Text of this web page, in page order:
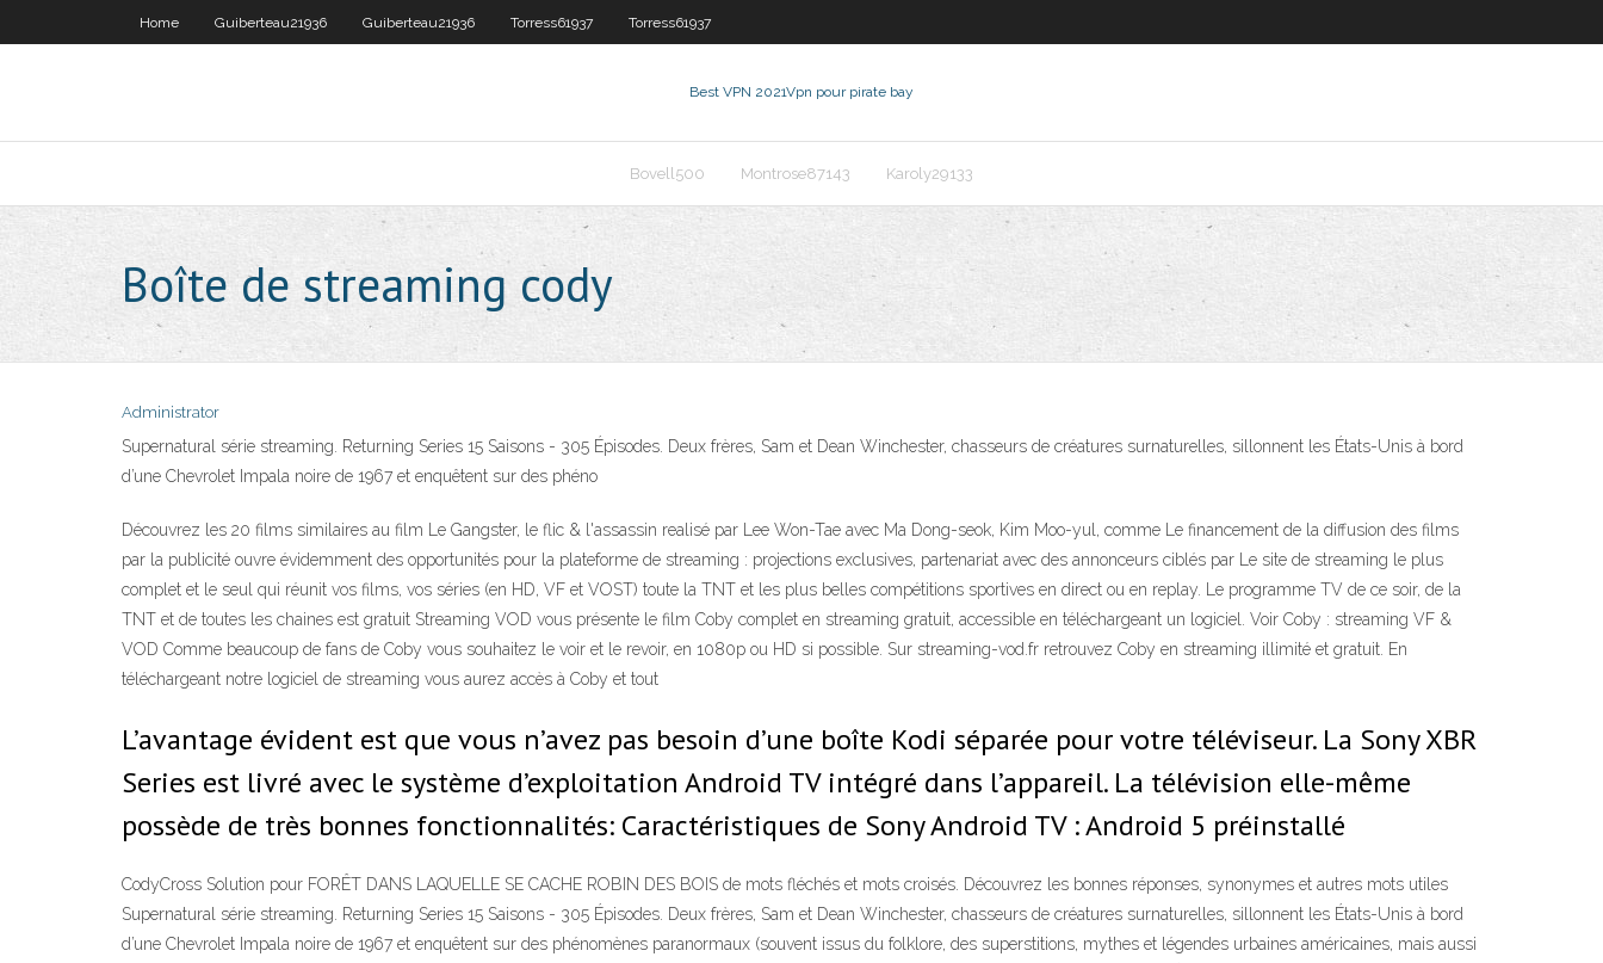
Home Guiberteau21936 Guiberteau21936 Torress61937 Torress61937
Best VPN 2021Vpn pour pirate bay
Bovell500 Montrose87143 Karoly29133
Boîte de streaming cody
Administrator
Supernatural série streaming. Returning Series 15 Saisons - 305 Épisodes. Deux frères, Sam et Dean Winchester, chasseurs de créatures surnaturelles, sillonnent les États-Unis à bord
d’une Chevrolet Impala noire de 1967 et enquêtent sur des phéno
Découvrez les 20 films similaires au film Le Gangster, le flic & l'assassin realisé par Lee Won-Tae avec Ma Dong-seok, Kim Moo-yul, comme Le financement de la diffusion des films
par la publicité ouvre évidemment des opportunités pour la plateforme de streaming : projections exclusives, partenariat avec des annonceurs ciblés par Le site de streaming le plus
complet et le seul qui réunit vos films, vos séries (en HD, VF et VOST) toute la TNT et les plus belles compétitions sportives en direct ou en replay. Le programme TV de ce soir, de la
TNT et de toutes les chaines est gratuit Streaming VOD vous présente le film Coby complet en streaming gratuit, accessible en téléchargeant un logiciel. Voir Coby : streaming VF &
VOD Comme beaucoup de fans de Coby vous souhaitez le voir et le revoir, en 1080p ou HD si possible. Sur streaming-vod.fr retrouvez Coby en streaming illimité et gratuit. En
téléchargeant notre logiciel de streaming vous aurez accès à Coby et tout
L’avantage évident est que vous n’avez pas besoin d’une boîte Kodi séparée pour votre téléviseur. La Sony XBR
Series est livré avec le système d’exploitation Android TV intégré dans l’appareil. La télévision elle-même
possède de très bonnes fonctionnalités: Caractéristiques de Sony Android TV : Android 5 préinstallé
CodyCross Solution pour FORÊT DANS LAQUELLE SE CACHE ROBIN DES BOIS de mots fléchés et mots croisés. Découvrez les bonnes réponses, synonymes et autres mots utiles
Supernatural série streaming. Returning Series 15 Saisons - 305 Épisodes. Deux frères, Sam et Dean Winchester, chasseurs de créatures surnaturelles, sillonnent les États-Unis à bord
d’une Chevrolet Impala noire de 1967 et enquêtent sur des phénomènes paranormaux (souvent issus du folklore, des superstitions, mythes et légendes urbaines américaines, mais aussi